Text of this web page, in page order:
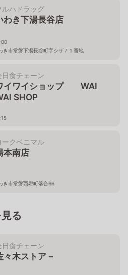
ルハドラッグ
わき下湯長谷店
き市常磐下湯長谷町字シザ７１番地
日食チェーン
イワイショップ WAI
SHOP
ークベニマル
本南店
き市常磐西郷町落合66
る
日食チェーン
々木ストア－